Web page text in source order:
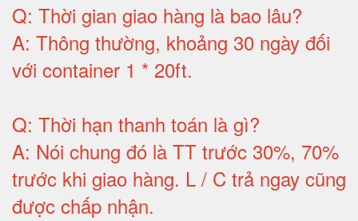
Q: Thời gian giao hàng là bao lâu?
A: Thông thường, khoảng 30 ngày đối
với container 1 * 20ft.
Q: Thời hạn thanh toán là gì?
A: Nói chung đó là TT trước 30%, 70%
trước khi giao hàng. L / C trả ngay cũng
được chấp nhận.